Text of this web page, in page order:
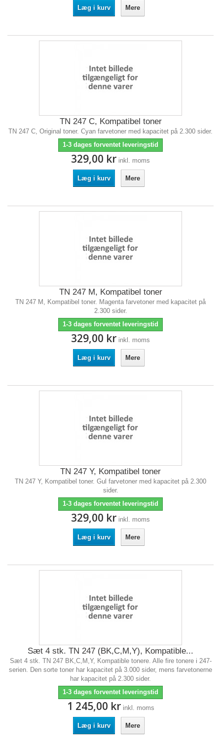
Læg i kurv Mere
TN 247 C, Kompatibel toner
TN 247 C, Original toner. Cyan farvetoner med kapacitet på 2.300 sider.
1-3 dages forventet leveringstid
329,00 kr inkl. moms
Læg i kurv Mere
TN 247 M, Kompatibel toner
TN 247 M, Kompatibel toner. Magenta farvetoner med kapacitet på
2.300 sider.
1-3 dages forventet leveringstid
329,00 kr inkl. moms
Læg i kurv Mere
TN 247 Y, Kompatibel toner
TN 247 Y, Kompatibel toner. Gul farvetoner med kapacitet på 2.300
sider.
1-3 dages forventet leveringstid
329,00 kr inkl. moms
Læg i kurv Mere
Sæt 4 stk. TN 247 (BK,C,M,Y), Kompatible...
Sæt 4 stk. TN 247 BK,C,M,Y, Kompatible tonere. Alle fire tonere i 247-
serien. Den sorte toner har kapacitet på 3.000 sider, mens farvetonerne
har kapacitet på 2.300 sider.
1-3 dages forventet leveringstid
1 245,00 kr inkl. moms
Læg i kurv Mere